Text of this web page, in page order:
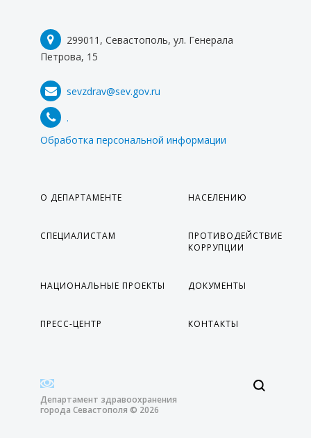
299011, Севастополь, ул. Генерала
Петрова, 15
sevzdrav@sev.gov.ru
.
Обработка персональной информации
О ДЕПАРТАМЕНТЕ НАСЕЛЕНИЮ
СПЕЦИАЛИСТАМ
ПРОТИВОДЕЙСТВИЕ
КОРРУПЦИИ
НАЦИОНАЛЬНЫЕ ПРОЕКТЫ ДОКУМЕНТЫ
ПРЕСС-ЦЕНТР КОНТАКТЫ
Департамент здравоохранения
города Севастополя © 2026